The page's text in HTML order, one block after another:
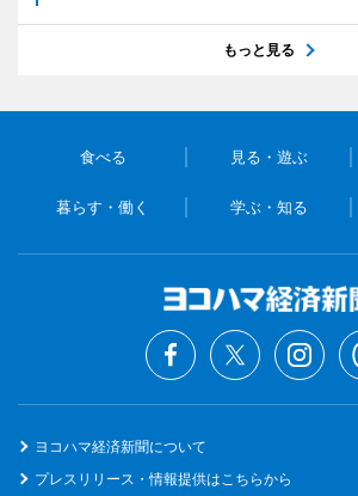
もっと見る
食べる 見る・遊ぶ
暮らす・働く 学ぶ・知る
ヨコハマ経済新聞について
プレスリリース・情報提供はこちらから